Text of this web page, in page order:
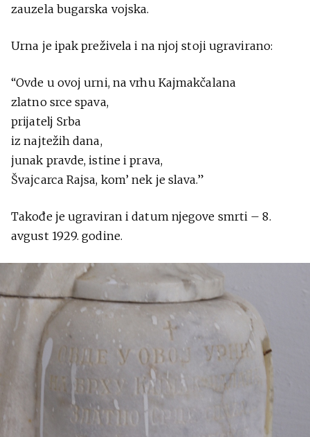
zаuzela bugarska vojska.
Urna je ipak preživela i na njoj stoji ugravirano:
“Ovde u ovoj urni, na vrhu Kajmakčalana
zlatno srce spava,
prijatelj Srba
iz najtežih dana,
junak pravde, istine i prava,
Švajcarca Rajsa, kom’ nek je slava.”
Takođe je ugraviran i datum njegove smrti – 8.
avgust 1929. godine.